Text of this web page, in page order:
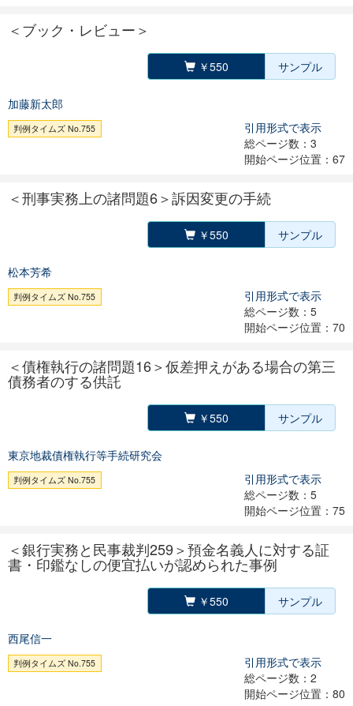
＜ブック・レビュー＞
￥550 サンプル
加藤新太郎
判例タイムズ No.755
引用形式で表示
総ページ数：3
開始ページ位置：67
＜刑事実務上の諸問題6＞訴因変更の手続
￥550 サンプル
松本芳希
判例タイムズ No.755
引用形式で表示
総ページ数：5
開始ページ位置：70
＜債権執行の諸問題16＞仮差押えがある場合の第三
債務者のする供託
￥550 サンプル
東京地裁債権執行等手続研究会
判例タイムズ No.755
引用形式で表示
総ページ数：5
開始ページ位置：75
＜銀行実務と民事裁判259＞預金名義人に対する証
書・印鑑なしの便宜払いが認められた事例
￥550 サンプル
西尾信一
判例タイムズ No.755
引用形式で表示
総ページ数：2
開始ページ位置：80